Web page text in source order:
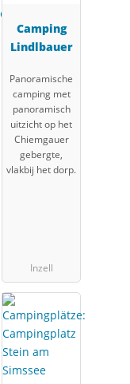
Camping
Lindlbauer
Panoramische
camping met
panoramisch
uitzicht op het
Chiemgauer
gebergte,
vlakbij het dorp.
Inzell